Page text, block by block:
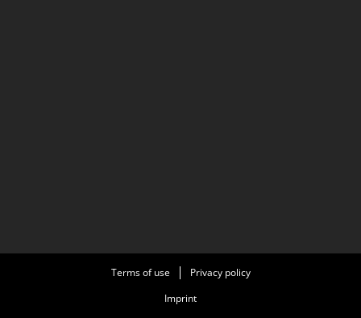
Terms of use
Privacy policy
Imprint